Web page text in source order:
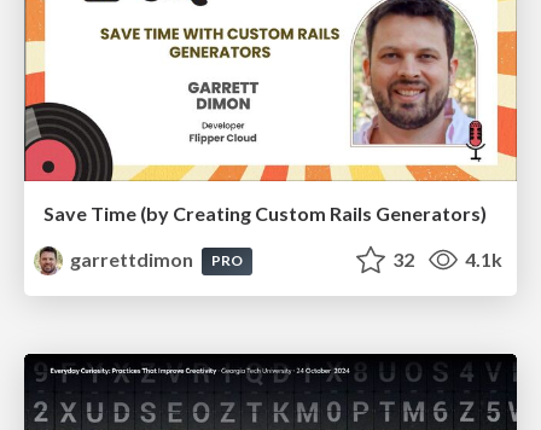
Save Time (by Creating Custom Rails Generators)
garrettdimon
PRO 32 4.1k